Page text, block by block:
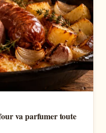
va parfumer toute